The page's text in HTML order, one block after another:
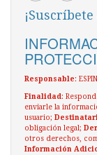
Responsable:
Finalidad:
enviarle la
usuario;
obligación legal;
otros derechos,
Información